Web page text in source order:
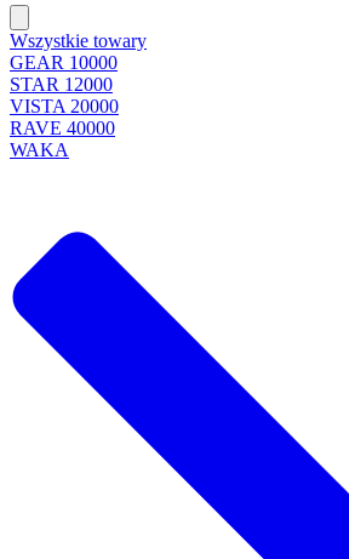
Wszystkie towary
GEAR 10000
STAR 12000
VISTA 20000
RAVE 40000
WAKA